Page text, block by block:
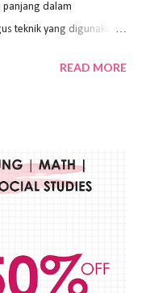
panjang dalam
teknik yang digunakan.
akan
atau cat minyak dengan
sapuan warna
dan tentunya
plakat, yaitu: Sapuan
seluruh bagian
READ MORE